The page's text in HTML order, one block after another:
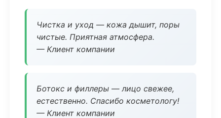
Чистка и уход — кожа дышит, поры
чистые. Приятная атмосфера.
— Клиент компании
Ботокс и филлеры — лицо свежее,
естественно. Спасибо косметологу!
— Клиент компании